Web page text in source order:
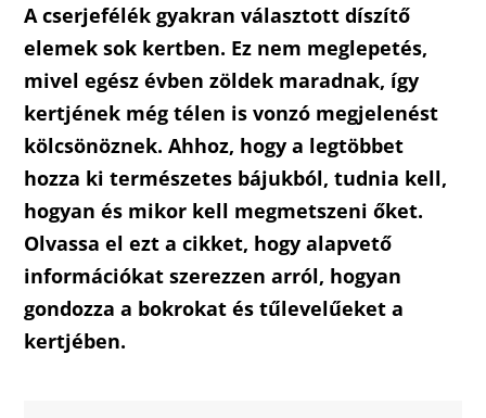
A cserjefélék gyakran választott díszítő
elemek sok kertben. Ez nem meglepetés,
mivel egész évben zöldek maradnak, így
kertjének még télen is vonzó megjelenést
kölcsönöznek. Ahhoz, hogy a legtöbbet
hozza ki természetes bájukból, tudnia kell,
hogyan és mikor kell megmetszeni őket.
Olvassa el ezt a cikket, hogy alapvető
információkat szerezzen arról, hogyan
gondozza a bokrokat és tűlevelűeket a
kertjében.